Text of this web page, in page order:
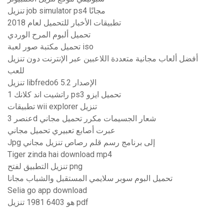
تنزيل job simulator ps4 مجانًا
تطبيقات الأخبار للتحميل لعام 2018
تحميل ألبوم المرح الوردي
تحميل مكتبة صور لعبة iso
أفضل ألعاب مجانية متعددة اللاعبين عبر الإنترنت دون تنزيل
للعب
تنزيل libfredo6 الإصدار 5.2
راتشيت اند كلانك 1 ps3 تحميل ايزو
تطبيقات wii explorer تنزيل
عنصر 3d شعار الجسيمات مكرر تحميل مجاني
عبرت أصابع تعبيري تحميل مجاني
Jpg إلى برنامج رسم قلم رصاص تنزيل مجاني
Tiger zinda hai download mp4
تنزيل التطبيق لفتح png
تحميل البوم سوبر سلايمي المستقبل والشباب مجانا
Selia go app download
هو 6403 1981 تنزيل pdf